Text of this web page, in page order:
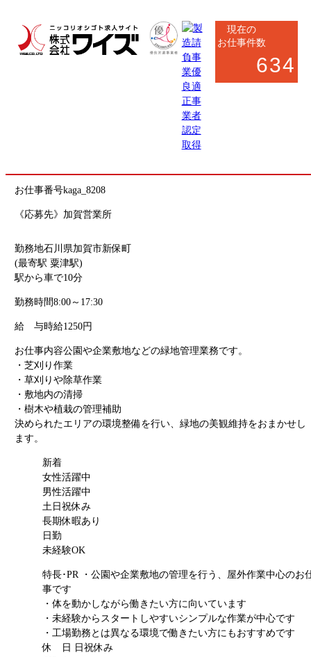
現在の
お仕事件数
634
お仕事番号kaga_8208
《応募先》加賀営業所
勤務地石川県加賀市新保町
(最寄駅 粟津駅)
駅から車で10分
勤務時間8:00～17:30
給 与時給1250円
お仕事内容公園や企業敷地などの緑地管理業務です。
・芝刈り作業
・草刈りや除草作業
・敷地内の清掃
・樹木や植栽の管理補助
決められたエリアの環境整備を行い、緑地の美観維持をおまかせし
ます。
新着
女性活躍中
男性活躍中
土日祝休み
長期休暇あり
日勤
未経験OK
特長･PR
・公園や企業敷地の管理を行う、屋外作業中心のお
事です
・体を動かしながら働きたい方に向いています
・未経験からスタートしやすいシンプルな作業が中心です
・工場勤務とは異なる環境で働きたい方にもおすすめです
休 日 日祝休み